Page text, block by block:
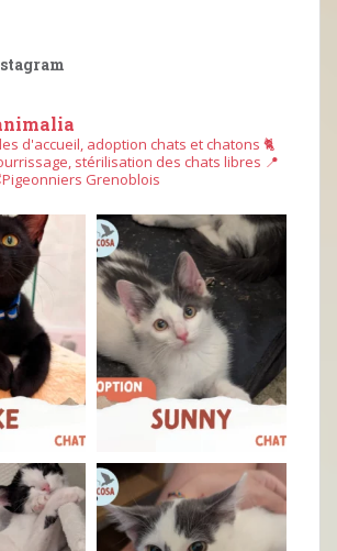
d'accueil, adoption chats et chatons 🐈
stérilisation des chats libres 📍
Grenoblois